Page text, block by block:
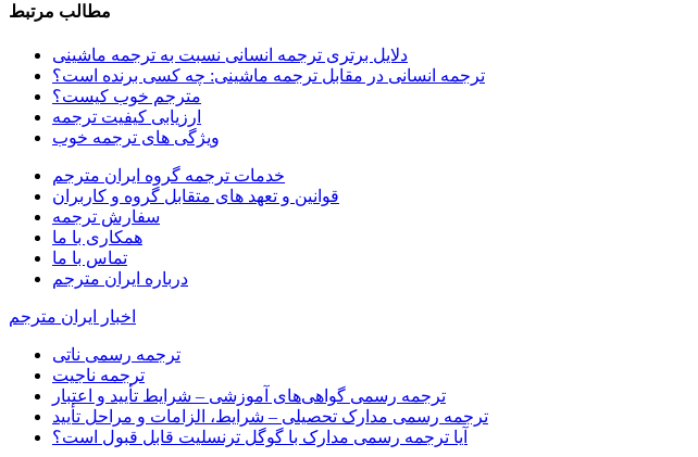
مطالب مرتبط
دلایل برتری ترجمه انسانی نسبت به ترجمه ماشینی
ترجمه انسانی در مقابل ترجمه ماشینی: چه کسی برنده است؟
مترجم خوب کیست؟
ارزیابی کیفیت ترجمه
ویژگی های ترجمه خوب
خدمات ترجمه گروه ایران مترجم
قوانین و تعهد های متقابل گروه و کاربران
سفارش ترجمه
همکاری با ما
تماس با ما
درباره ایران مترجم
اخبار ایران مترجم
ترجمه رسمی ناتی
ترجمه ناجیت
ترجمه رسمی گواهی‌های آموزشی – شرایط تأیید و اعتبار
ترجمه رسمی مدارک تحصیلی – شرایط، الزامات و مراحل تأیید
آیا ترجمه رسمی مدارک با گوگل ترنسلیت قابل قبول است؟